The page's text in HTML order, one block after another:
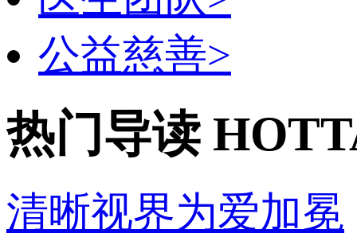
公益慈善>
热门导读
清晰视界为爱加冕